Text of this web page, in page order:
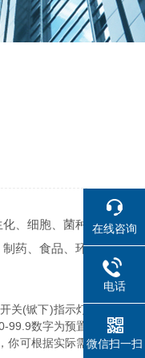
、细胞、菌种
药、食品、环
关(锨下)指示灯
99.9数字为预置
你可根据实际需
在线咨询
电话
微信扫一扫